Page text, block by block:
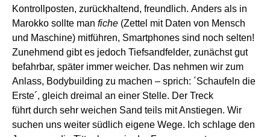
Kontrollposten, zurückhaltend, freundlich. Anders als in
Marokko sollte man fiche (Zettel mit Daten von Mensch
und Maschine) mitführen, Smartphones sind noch selten!
Zunehmend gibt es jedoch Tiefsandfelder, zunächstgut
befahrbar, später immer weicher. Das nehmen wir zum
Anlass, Bodybuilding zu machen – sprich: ´Schaufeln die
Erste´, gleich dreimal an einer Stelle. Der Treck
führtdurch sehr weichen Sand teils mit Anstiegen. Wir
suchen uns weiter südlich eigene Wege. Ich schlage den